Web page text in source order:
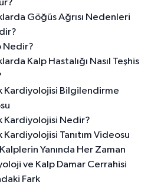
Göğüs Ağrısı Nedenleri
Nedir?
Kalp Hastalığı Nasıl Teşhis
Kardiyolojisi Bilgilendirme
Kardiyolojisi Nedir?
Kardiyolojisi Tanıtım Videosu
Yanında Her Zaman
ve Kalp Damar Cerrahisi
Fark